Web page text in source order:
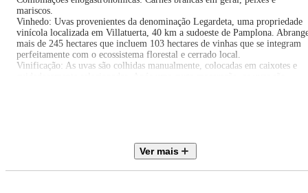
mariscos.
Vinhedo: Uvas provenientes da denominação Legardeta, uma propriedade
vinícola localizada em Villatuerta, 40 km a sudoeste de Pamplona.
mais de 245 hectares que incluem 103 hectares de vinhas que se integram
perfeitamente com o ecossistema florestal e cerrado local.
Vinificação: As uvas são colhidas manualmente, colocadas em caixotes e
Ver mais